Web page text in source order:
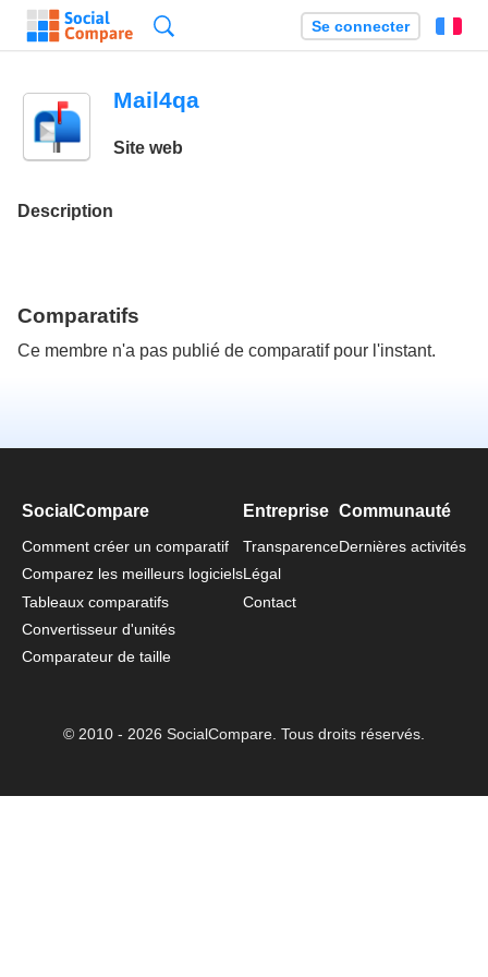
Se connecter
Mail4qa
Site web
Description
Comparatifs
Ce membre n'a pas publié de comparatif pour l'instant.
SocialCompare
Comment créer un comparatif
Comparez les meilleurs logiciels
Tableaux comparatifs
Convertisseur d'unités
Comparateur de taille
Entreprise
Transparence
Légal
Contact
Communauté
Dernières activités
© 2010 - 2026 SocialCompare. Tous droits réservés.